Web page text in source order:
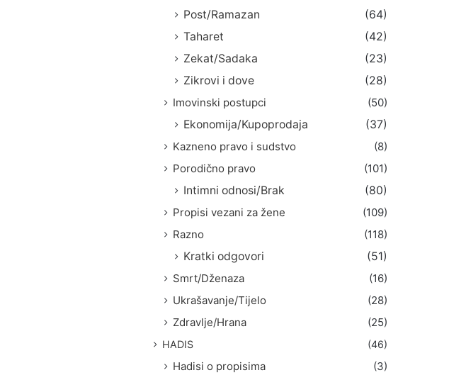
Post/Ramazan
(64)
Taharet
(42)
Zekat/Sadaka
(23)
Zikrovi i dove
(28)
Imovinski postupci
(50)
Ekonomija/Kupoprodaja
(37)
Kazneno pravo i sudstvo
(8)
Porodično pravo
(101)
Intimni odnosi/Brak
(80)
Propisi vezani za žene
(109)
Razno
(118)
Kratki odgovori
(51)
Smrt/Dženaza
(16)
Ukrašavanje/Tijelo
(28)
Zdravlje/Hrana
(25)
HADIS (46)
Hadisi o propisima
(3)